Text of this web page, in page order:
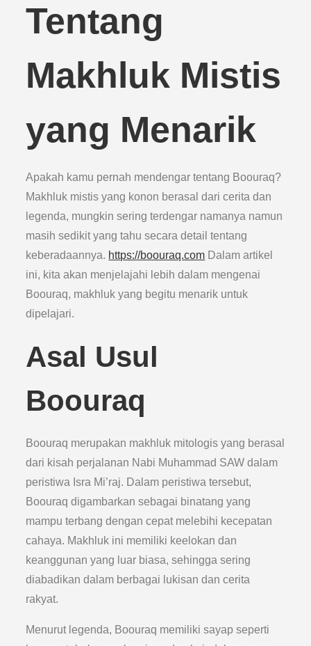
Tentang
Makhluk Mistis
yang Menarik
Apakah kamu pernah mendengar tentang Boouraq?
Makhluk mistis yang konon berasal dari cerita dan
legenda, mungkin sering terdengar namanya namun
masih sedikit yang tahu secara detail tentang
keberadaannya. https://boouraq.com Dalam artikel
ini, kita akan menjelajahi lebih dalam mengenai
Boouraq, makhluk yang begitu menarik untuk
dipelajari.
Asal Usul
Boouraq
Boouraq merupakan makhluk mitologis yang berasal
dari kisah perjalanan Nabi Muhammad SAW dalam
peristiwa Isra Mi’raj. Dalam peristiwa tersebut,
Boouraq digambarkan sebagai binatang yang
mampu terbang dengan cepat melebihi kecepatan
cahaya. Makhluk ini memiliki keelokan dan
keanggunan yang luar biasa, sehingga sering
diabadikan dalam berbagai lukisan dan cerita
rakyat.
Menurut legenda, Boouraq memiliki sayap seperti